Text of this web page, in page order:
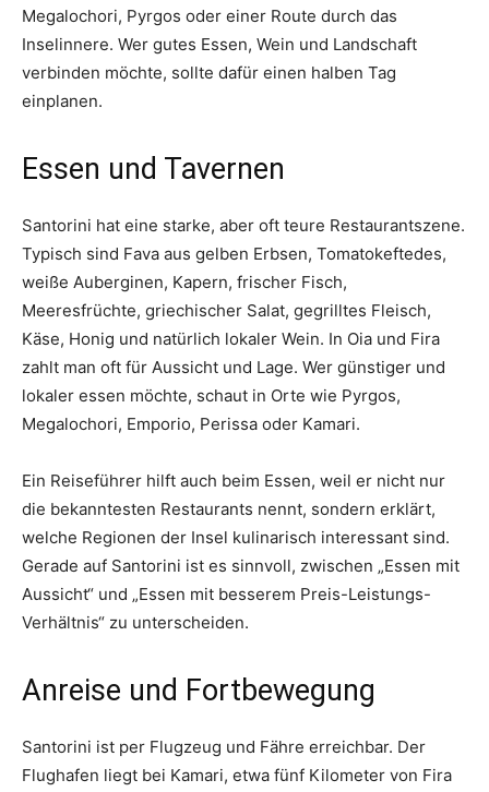
Megalochori, Pyrgos oder einer Route durch das
Inselinnere. Wer gutes Essen, Wein und Landschaft
verbinden möchte, sollte dafür einen halben Tag
einplanen.
Essen und Tavernen
Santorini hat eine starke, aber oft teure Restaurantszene.
Typisch sind Fava aus gelben Erbsen, Tomatokeftedes,
weiße Auberginen, Kapern, frischer Fisch,
Meeresfrüchte, griechischer Salat, gegrilltes Fleisch,
Käse, Honig und natürlich lokaler Wein. In Oia und Fira
zahlt man oft für Aussicht und Lage. Wer günstiger und
lokaler essen möchte, schaut in Orte wie Pyrgos,
Megalochori, Emporio, Perissa oder Kamari.
Ein Reiseführer hilft auch beim Essen, weil er nicht nur
die bekanntesten Restaurants nennt, sondern erklärt,
welche Regionen der Insel kulinarisch interessant sind.
Gerade auf Santorini ist es sinnvoll, zwischen „Essen mit
Aussicht“ und „Essen mit besserem Preis-Leistungs-
Verhältnis“ zu unterscheiden.
Anreise und Fortbewegung
Santorini ist per Flugzeug und Fähre erreichbar. Der
Flughafen liegt bei Kamari, etwa fünf Kilometer von Fira